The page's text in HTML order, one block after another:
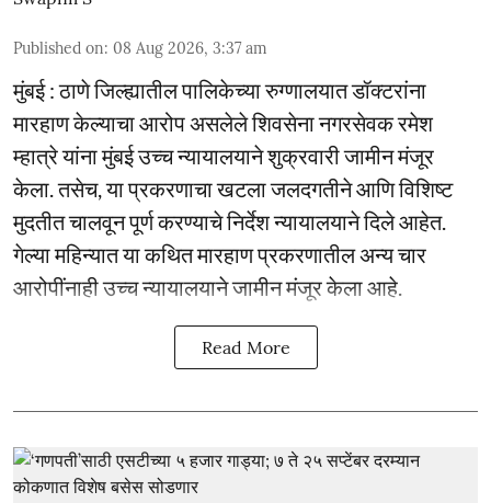
Published on: 08 Aug 2026, 3:37 am
मुंबई : ठाणे जिल्ह्यातील पालिकेच्या रुग्णालयात डॉक्टरांना
मारहाण केल्याचा आरोप असलेले शिवसेना नगरसेवक रमेश
म्हात्रे यांना मुंबई उच्च न्यायालयाने शुक्रवारी जामीन मंजूर
केला. तसेच, या प्रकरणाचा खटला जलदगतीने आणि विशिष्ट
मुदतीत चालवून पूर्ण करण्याचे निर्देश न्यायालयाने दिले आहेत.
गेल्या महिन्यात या कथित मारहाण प्रकरणातील अन्य चार
आरोपींनाही उच्च न्यायालयाने जामीन मंजूर केला आहे.
Read More